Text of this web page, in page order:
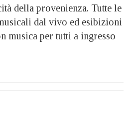
della provenienza. Tutte le
dal vivo ed esibizioni
musica per tutti a ingresso